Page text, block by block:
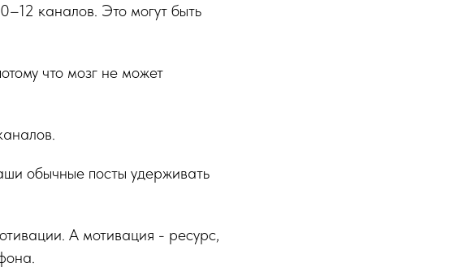
каналов. Это могут быть
что мозг не может
обычные посты удерживать
А мотивация - ресурс,